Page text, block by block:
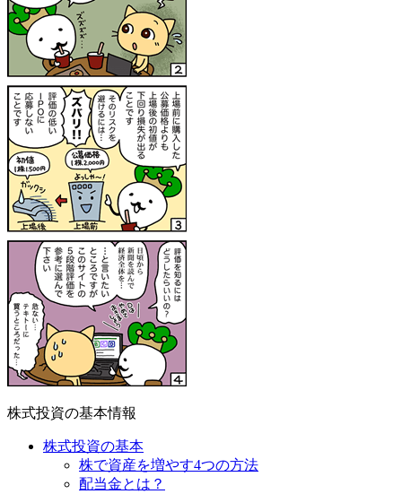
株式投資の基本情報
株式投資の基本
株で資産を増やす4つの方法
配当金とは？